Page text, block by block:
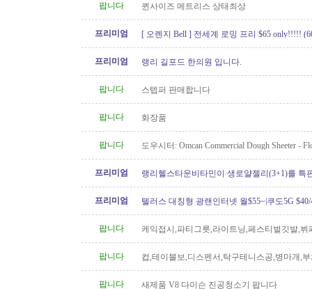
팝니다
퀸사이즈 메트리스 상태최상
프리미엄 [ 오렌지 Bell ] 전세계 로밍 프리 $65 only!!!!!
프리미엄 랭리 길포드 한의원 입니다.
팝니다 스텝퍼 판매합니다
팝니다 화장품
팝니다
도우시터: Omcan Commercial Dough Sheeter -
프리미엄
랭리헬스타운비타민이 생로얄젤리(3+1)를 특
프리미엄
텔러스 대칭형 광랜인터넷 월$55~|쿠도5G $40/
팝니다
케익접시,파티그릇,라이트닝,페스티벌깃발,뷔
팝니다
컵,테이블보,디스펜서,탁구테니스공,병마개,
팝니다
새제품 V8 다이슨 진공청소기 팝니다